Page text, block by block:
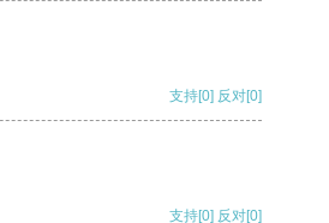
支持[0] 反对[0]
支持[0] 反对[0]